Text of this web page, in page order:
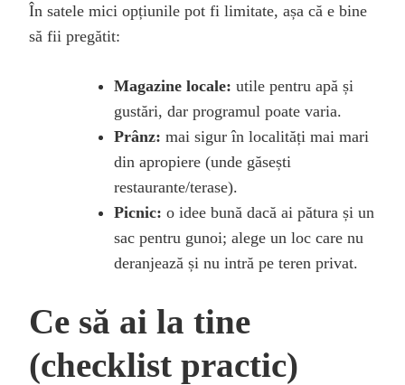
În satele mici opțiunile pot fi limitate, așa că e bine
să fii pregătit:
Magazine locale: utile pentru apă și
gustări, dar programul poate varia.
Prânz: mai sigur în localități mai mari
din apropiere (unde găsești
restaurante/terase).
Picnic: o idee bună dacă ai pătura și un
sac pentru gunoi; alege un loc care nu
deranjează și nu intră pe teren privat.
Ce să ai la tine
(checklist practic)